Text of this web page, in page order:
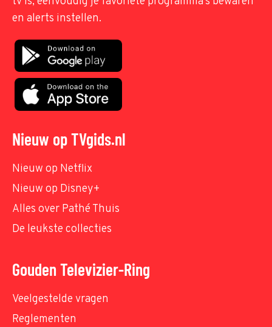
en alerts instellen.
Nieuw op TVgids.nl
Nieuw op Netflix
Nieuw op Disney+
Alles over Pathé Thuis
De leukste collecties
Gouden Televizier-Ring
Veelgestelde vragen
Reglementen